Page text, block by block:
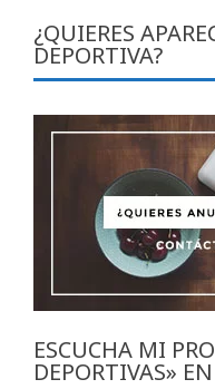
¿QUIERES
DEPORTIVA?
ESCUCHA MI
DEPORTIVAS»